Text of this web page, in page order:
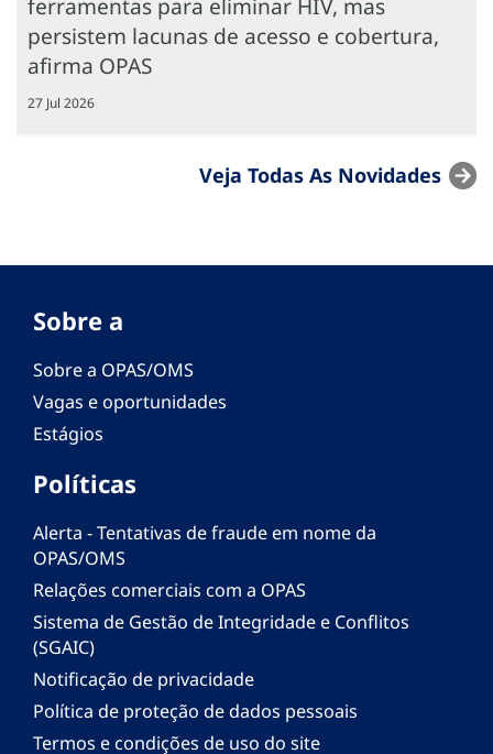
ferramentas para eliminar HIV, mas
persistem lacunas de acesso e cobertura,
afirma OPAS
27 Jul 2026
Veja Todas As Novidades
Sobre a
Sobre a OPAS/OMS
Vagas e oportunidades
Estágios
Políticas
Alerta - Tentativas de fraude em nome da
OPAS/OMS
Relações comerciais com a OPAS
Sistema de Gestão de Integridade e Conflitos
(SGAIC)
Notificação de privacidade
Política de proteção de dados pessoais
Termos e condições de uso do site